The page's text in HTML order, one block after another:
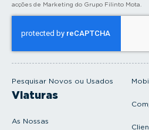
Pesquisar Novos ou Usados
Viaturas
As Nossas
l
acções de Marketing do Grupo Filinto Mota.